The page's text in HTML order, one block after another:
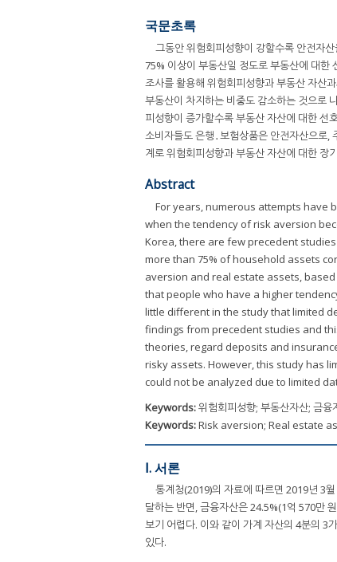
국문초록
그동안 위험회피성향이 강할수록 안전자
75% 이상이 부동산일 정도로 부동산에 대한
조사를 활용해 위험회피성향과 부동산 자산
부동산이 차지하는 비중도 감소하는 것으로
피성향이 증가할수록 부동산 자산에 대한 선
소비자들도 은행․보험상품은 안전자산으로,
계로 위험회피성향과 부동산 자산에 대한 장
Abstract
For years, numerous attempts have
when the tendency of risk aversion
Korea, there are few precedent
more than 75% of household assets
aversion and real estate assets,
that people who have a higher
little different in the study that limited
findings from precedent studies and
theories, regard deposits and
risky assets. However, this study has
could not be analyzed due to limited
Keywords:위험회피성향; 부동산자산; 금
Keywords:Risk aversion; Real estate
Ⅰ. 서론
통계청(2019)의 자료에 따르면 2019년 3
달하는 반면, 금융자산은 24.5%(1억 570만
보기 어렵다. 이와 같이 가계 자산의 4분의 3
있다.